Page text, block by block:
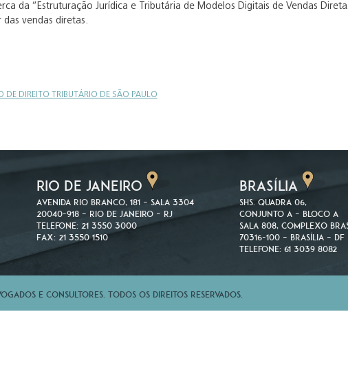
da “Estruturação Jurídica e Tributária de Modelos Digitais de Vendas
vendas diretas.
DE DIREITO TRIBUTÁRIO DE SÃO PAULO
RIO DE JANEIRO
Avenida Rio Branco, 181 – Sala 3304
20040-918 – Rio de Janeiro – RJ
Telefone: 21 3550 3000
Fax: 21 3550 1510
BRASÍLIA
SHS. Quadra 06,
Conjunto A – Bloco A
Sala 808, Complexo
70316-100 – Brasília – DF
Telefone: 61 3039 8082
e Consultores. Todos os direitos reservados.